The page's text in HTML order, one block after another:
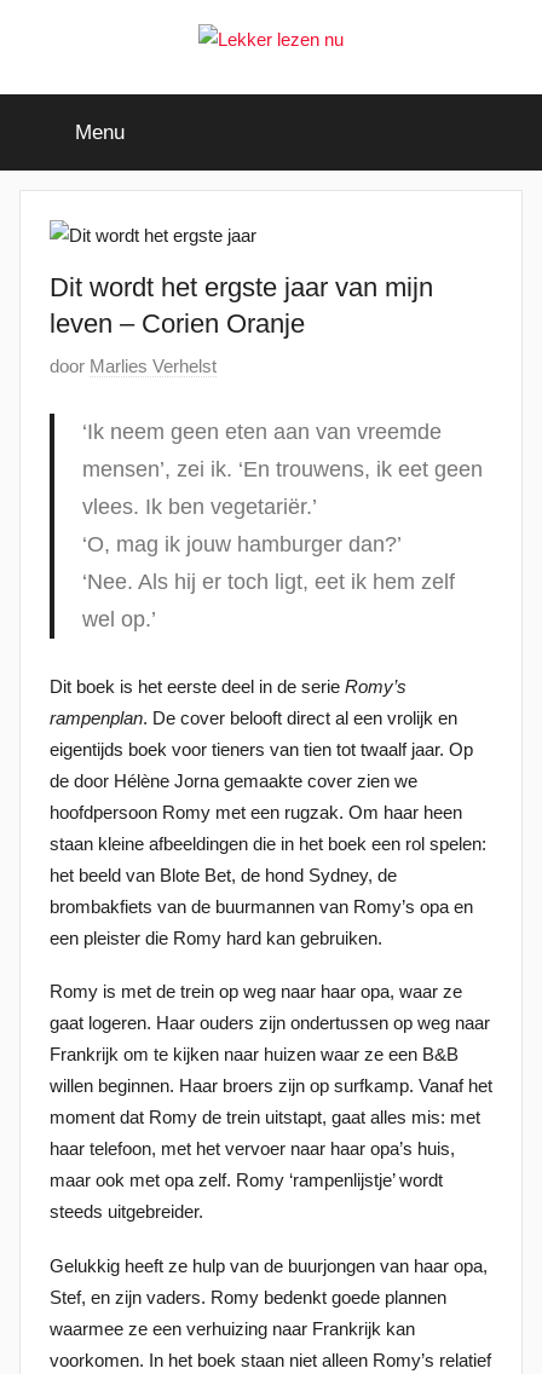
Lekker
lezen
nu
kinderboeken
Menu
Dit wordt het ergste jaar van mijn
leven – Corien Oranje
G
p
1
8
s
e
p
t
e
m
e
r
2
0
2
2
door Marlies Verhelst
‘Ik neem geen eten aan van vreemde
mensen’, zei ik. ‘En trouwens, ik eet geen
vlees. Ik ben vegetariër.’
‘O, mag ik jouw hamburger dan?’
‘Nee. Als hij er toch ligt, eet ik hem zelf
wel op.’
Dit boek is het eerste deel in de serie Romy’s
rampenplan. De cover belooft direct al een vrolijk en
eigentijds boek voor tieners van tien tot twaalf jaar. Op
de door Hélène Jorna gemaakte cover zien we
hoofdpersoon Romy met een rugzak. Om haar heen
staan kleine afbeeldingen die in het boek een rol spelen:
het beeld van Blote Bet, de hond Sydney, de
brombakfiets van de buurmannen van Romy’s opa en
een pleister die Romy hard kan gebruiken.
Romy is met de trein op weg naar haar opa, waar ze
gaat logeren. Haar ouders zijn ondertussen op weg naar
Frankrijk om te kijken naar huizen waar ze een B&B
willen beginnen. Haar broers zijn op surfkamp. Vanaf het
moment dat Romy de trein uitstapt, gaat alles mis: met
haar telefoon, met het vervoer naar haar opa’s huis,
maar ook met opa zelf. Romy ‘rampenlijstje’ wordt
steeds uitgebreider.
Gelukkig heeft ze hulp van de buurjongen van haar opa,
Stef, en zijn vaders. Romy bedenkt goede plannen
waarmee ze een verhuizing naar Frankrijk kan
voorkomen. In het boek staan niet alleen Romy’s relatief